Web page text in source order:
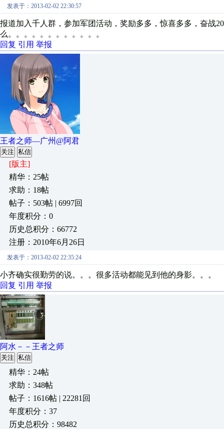
发表于：2013-02-02 22:30:57
报道加入千人群，参加军团活动，奖励多多，惊喜多多，奋战
么。。。。。。。。。。。。
回复 引用 举报
王者之师—广州@阿君
关注 私信
[版主]
精华：25帖
求助：18帖
帖子：503帖 | 6997回
年度积分：0
历史总积分：66772
注册：2010年6月26日
发表于：2013-02-02 22:35:24
小齐确实很勤劳的说。。。很多活动都能见到他的身影。。。
回复 引用 举报
阿水－－王者之师
关注 私信
精华：24帖
求助：348帖
帖子：1616帖 | 22281回
年度积分：37
历史总积分：98482